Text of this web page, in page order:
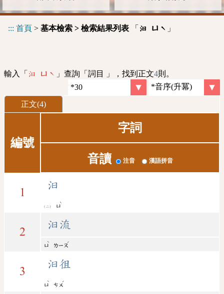
::: 首頁 > 基本檢索 > 檢索結果列表 「 汩 ㄩˋ 」
輸入「 汩 ㄩˋ 」查詢「詞目 」，找到正文4則。
正文(4)
編號
字詞
音讀 注音 漢語拼音
1
汩
ㄩ
ˋ
2
汩流
ㄩ
ˋ
ㄌㄧㄡ
ˊ
3
汩徂
ㄩ
ˋ
ㄘㄨ
ˊ